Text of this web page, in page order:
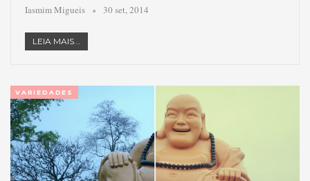
Iasmim Migueis 30 set, 2014
LEIA MAIS...
VARIEDADES